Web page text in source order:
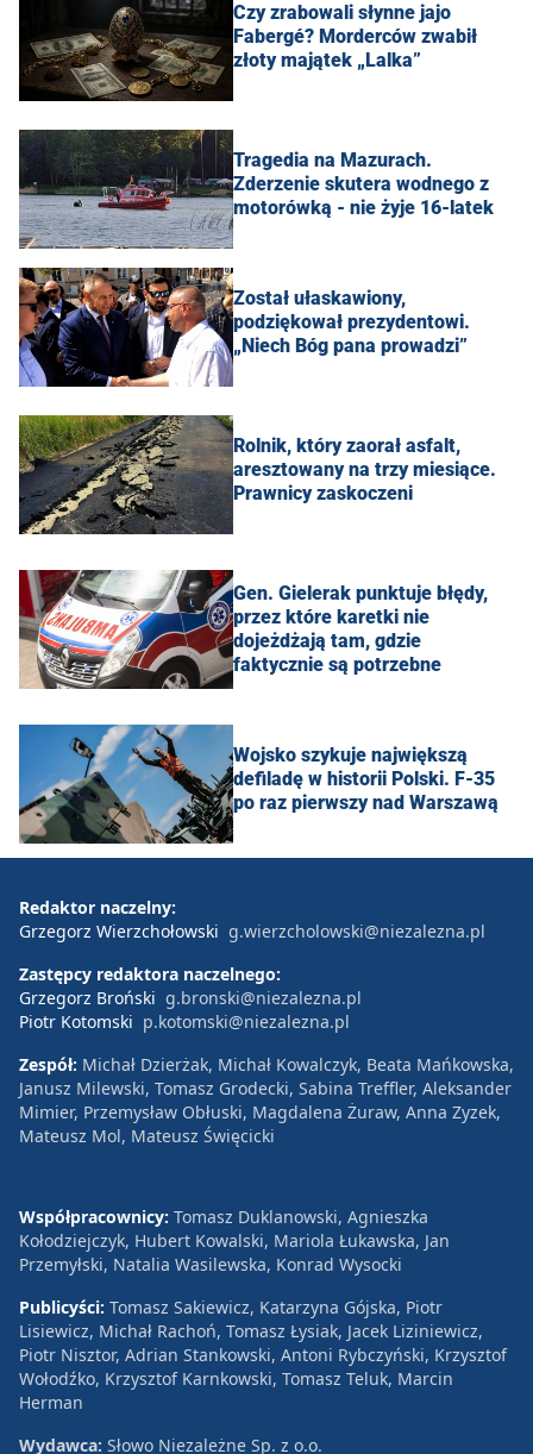
Czy zrabowali słynne jajo
Fabergé? Morderców zwabił
złoty majątek „Lalka”
Tragedia na Mazurach.
Zderzenie skutera wodnego z
motorówką - nie żyje 16-latek
Został ułaskawiony,
podziękował prezydentowi.
„Niech Bóg pana prowadzi”
Rolnik, który zaorał asfalt,
aresztowany na trzy miesiące.
Prawnicy zaskoczeni
Gen. Gielerak punktuje błędy,
przez które karetki nie
dojeżdżają tam, gdzie
faktycznie są potrzebne
Wojsko szykuje największą
defiladę w historii Polski. F-35
po raz pierwszy nad Warszawą
Redaktor naczelny:
Grzegorz Wierzchołowski g.wierzcholowski@niezalezna.pl
Zastępcy redaktora naczelnego:
Grzegorz Broński g.bronski@niezalezna.pl
Piotr Kotomski p.kotomski@niezalezna.pl
Zespół: Michał Dzierżak, Michał Kowalczyk, Beata Mańkowska,
Janusz Milewski, Tomasz Grodecki, Sabina Treffler, Aleksander
Mimier, Przemysław Obłuski, Magdalena Żuraw, Anna Zyzek,
Mateusz Mol, Mateusz Święcicki
Współpracownicy: Tomasz Duklanowski, Agnieszka
Kołodziejczyk, Hubert Kowalski, Mariola Łukawska, Jan
Przemyłski, Natalia Wasilewska, Konrad Wysocki
Publicyści: Tomasz Sakiewicz, Katarzyna Gójska, Piotr
Lisiewicz, Michał Rachoń, Tomasz Łysiak, Jacek Liziniewicz,
Piotr Nisztor, Adrian Stankowski, Antoni Rybczyński, Krzysztof
Wołodźko, Krzysztof Karnkowski, Tomasz Teluk, Marcin
Herman
Wydawca: Słowo Niezależne Sp. z o.o.